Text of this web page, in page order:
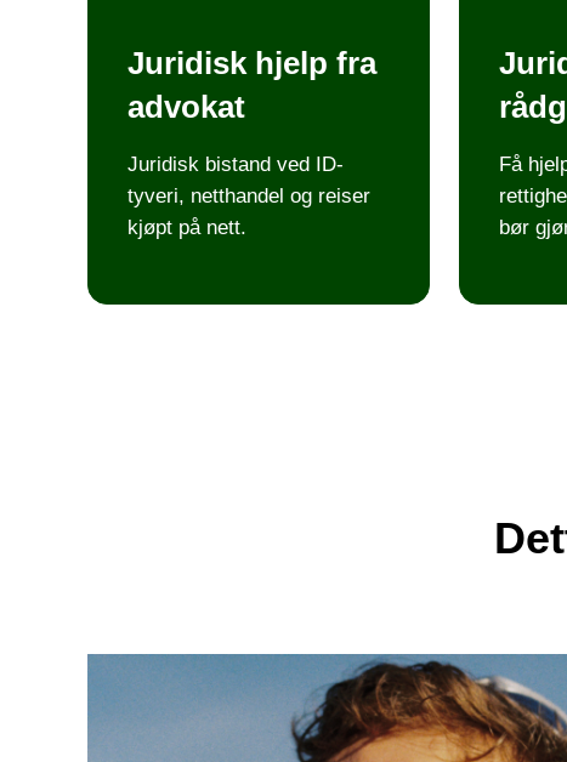
Juridisk hjelp fra
advokat
Juridisk bistand ved ID-
tyveri, netthandel og reiser
kjøpt på nett.
Få
bør